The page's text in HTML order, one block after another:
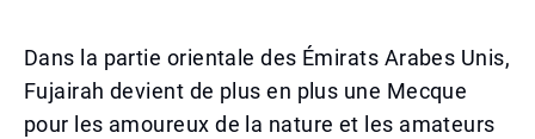
Dans la partie orientale des Émirats Arabes Unis,
Fujairah devient de plus en plus une Mecque
pour les amoureux de la nature et les amateurs